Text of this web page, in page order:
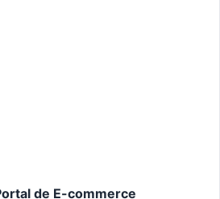
de E-commerce